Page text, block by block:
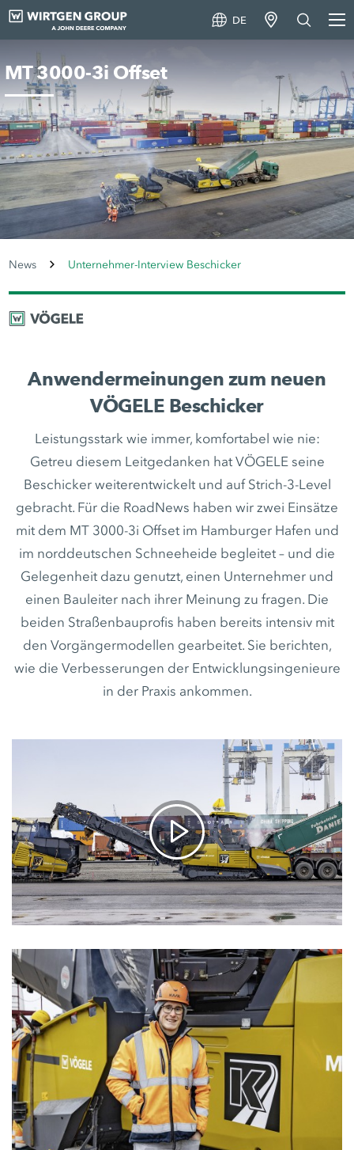
DE
MT 3000-3i Offset
News Unternehmer-Interview Beschicker
Anwendermeinungen zum neuen
VÖGELE Beschicker
Leistungsstark wie immer, komfortabel wie nie:
Getreu diesem Leitgedanken hat VÖGELE seine
Beschicker weiterentwickelt und auf Strich-3-Level
gebracht. Für die RoadNews haben wir zwei Einsätze
mit dem MT 3000-3i Offset im Hamburger Hafen und
im norddeutschen Schneeheide begleitet – und die
Gelegenheit dazu genutzt, einen Unternehmer und
einen Bauleiter nach ihrer Meinung zu fragen. Die
beiden Straßenbauprofis haben bereits intensiv mit
den Vorgängermodellen gearbeitet. Sie berichten,
wie die Verbesserungen der Entwicklungsingenieure
in der Praxis ankommen.